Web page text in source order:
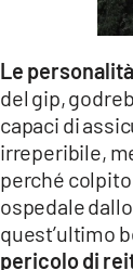
Le
del gip,
capaci di
irreperibile,
perché
ospedale
quest’ultimo
pericolo di